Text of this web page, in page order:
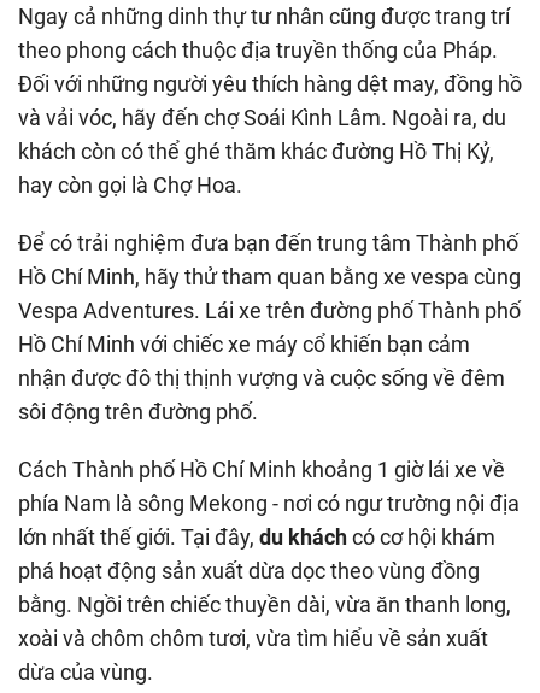
Ngay cả những dinh thự tư nhân cũng được trang trí
theo phong cách thuộc địa truyền thống của Pháp.
Đối với những người yêu thích hàng dệt may, đồng hồ
và vải vóc, hãy đến chợ Soái Kình Lâm. Ngoài ra, du
khách còn có thể ghé thăm khác đường Hồ Thị Kỷ,
hay còn gọi là Chợ Hoa.
Để có trải nghiệm đưa bạn đến trung tâm Thành phố
Hồ Chí Minh, hãy thử tham quan bằng xe vespa cùng
Vespa Adventures. Lái xe trên đường phố Thành phố
Hồ Chí Minh với chiếc xe máy cổ khiến bạn cảm
nhận được đô thị thịnh vượng và cuộc sống về đêm
sôi động trên đường phố.
Cách Thành phố Hồ Chí Minh khoảng 1 giờ lái xe về
phía Nam là sông Mekong - nơi có ngư trường nội địa
lớn nhất thế giới. Tại đây, du kháchcó cơ hội khám
phá hoạt động sản xuất dừa dọc theo vùng đồng
bằng. Ngồi trên chiếc thuyền dài, vừa ăn thanh long,
xoài và chôm chôm tươi, vừa tìm hiểu về sản xuất
dừa của vùng.